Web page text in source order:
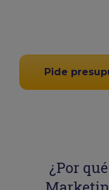
Pide
¿Por